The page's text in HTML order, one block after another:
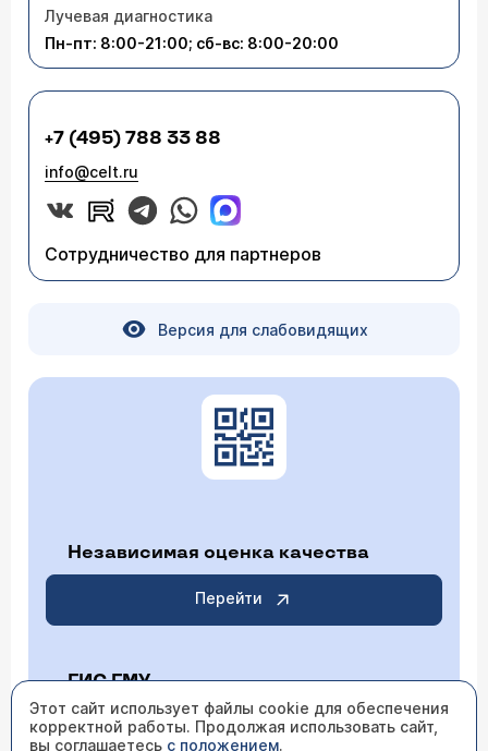
Лучевая диагностика
Пн-пт: 8:00-21:00; сб-вс: 8:00-20:00
+7 (495) 788 33 88
info@celt.ru
Сотрудничество для партнеров
Версия для слабовидящих
Независимая оценка качества
Перейти
ГИС ГМУ
Перейти
Этот сайт использует файлы cookie для обеспечения
корректной работы. Продолжая использовать сайт,
вы соглашаетесь с положением.